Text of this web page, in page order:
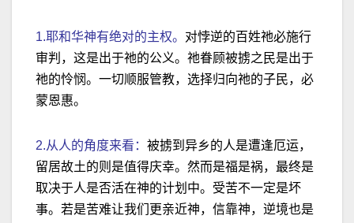
1.耶和华神有绝对的主权。 对悖逆的百姓祂必施行
审判，这是出于祂的公义。祂眷顾被掳之民是出于
祂的怜悯。一切顺服管教，选择归向祂的子民，必
蒙恩惠。
2.从人的角度来看： 被掳到异乡的人是遭逢厄运，
留居故土的则是值得庆幸。然而是福是祸，最终是
取决于人是否活在神的计划中。受苦不一定是坏
事。若是苦难让我们更亲近神，信靠神，逆境也是